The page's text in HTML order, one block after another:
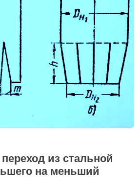
из стальной
на меньший